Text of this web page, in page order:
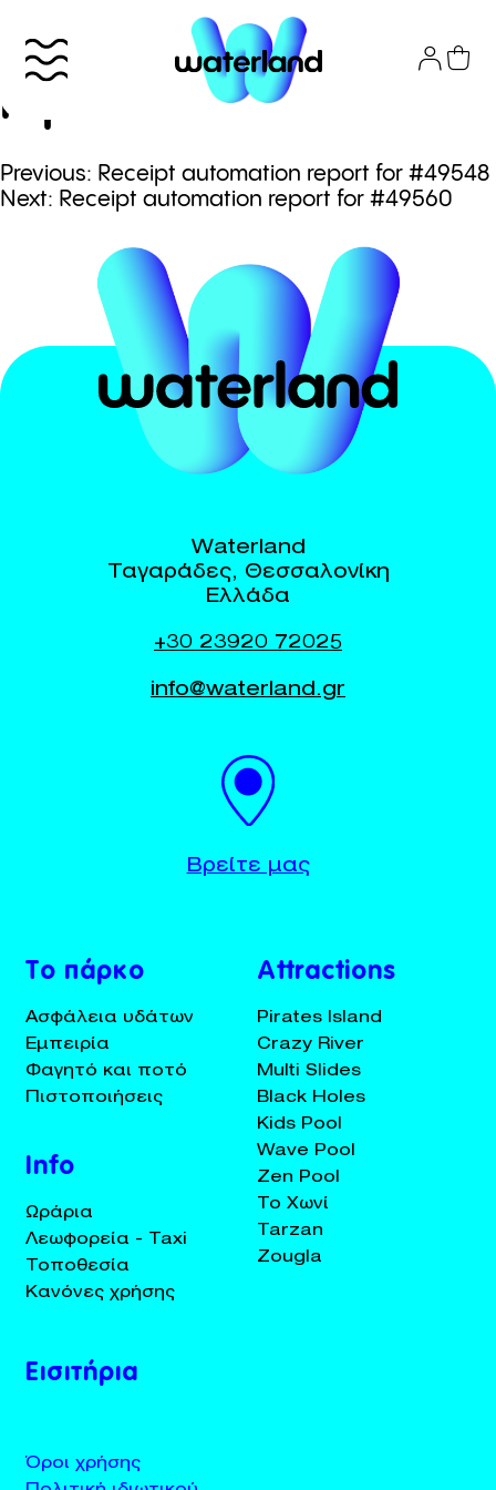
content
+30 23920 72025
Το πάρκο
Attractions
Εισιτήρια
Receipt automation
report for #49552
Πλοήγηση
άρθρων
Previous: Receipt automation report for #49548
Next: Receipt automation report for #49560
Το πάρκο
Ασφάλεια υδάτων
Εμπειρία
Φαγητό και ποτό
Πιστοποιήσεις
Info
Ωράρια
Λεωφορεία - Taxi
Τοποθεσία
Κανόνες χρήσης
Attractions
Pirates Island
Crazy River
Multi Slides
Black Holes
Kids Pool
Wave Pool
Zen Pool
Το Χωνί
Tarzan
Zougla
Εισιτήρια
Όροι χρήσης
Waterland
Ταγαράδες, Θεσσαλονίκη
Ελλάδα
+30 23920 72025
info@waterland.gr
Βρείτε μας